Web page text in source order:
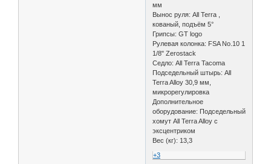
мм
Вынос руля: All Terra ,
кованый, подъём 5°
Грипсы: GT logo
Рулевая колонка: FSA No.10 1
1/8" Zerostack
Седло: All Terra Tacoma
Подседельный штырь: All
Terra Alloy 30,9 мм,
микрорегулировка
Дополнительное
оборудование: Подседельный
хомут All Terra Alloy с
эксцентриком
Вес (кг): 13,3
+3